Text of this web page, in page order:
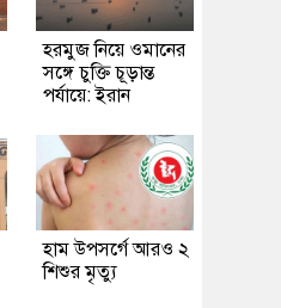
হরমুজ নিয়ে ওমানের
সঙ্গে চুক্তি চূড়ান্ত
পর্যায়ে: ইরান
হাম উপসর্গে আরও ২
শিশুর মৃত্যু